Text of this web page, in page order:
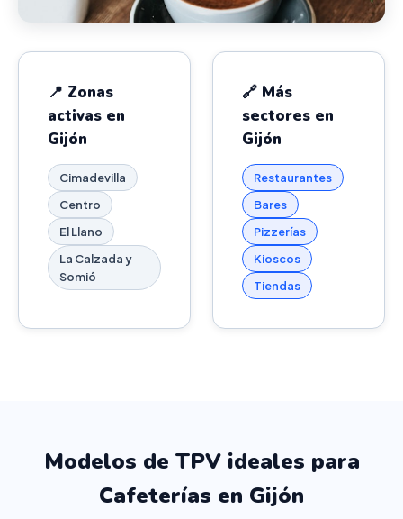
📍 Zonas
activas en
Gijón
Cimadevilla
Centro
El Llano
La Calzada y
Somió
🔗 Más
sectores en
Gijón
Restaurantes
Bares
Pizzerías
Kioscos
Tiendas
Modelos de TPV ideales para
Cafeterías en Gijón